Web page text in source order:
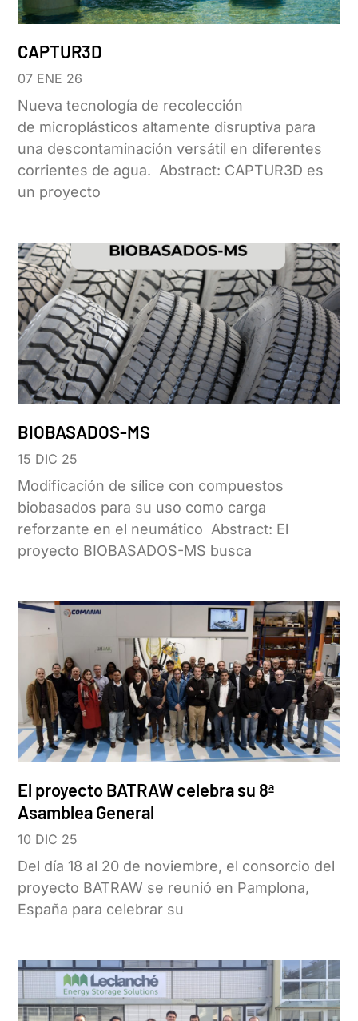
CAPTUR3D
07 ENE 26
Nueva tecnología de recolección
de microplásticos altamente disruptiva para
una descontaminación versátil en diferentes
corrientes de agua. Abstract: CAPTUR3D es
un proyecto
BIOBASADOS-MS
15 DIC 25
Modificación de sílice con compuestos
biobasados para su uso como carga
reforzante en el neumático Abstract: El
proyecto BIOBASADOS-MS busca
El proyecto BATRAW celebra su 8ª
Asamblea General
10 DIC 25
Del día 18 al 20 de noviembre, el consorcio del
proyecto BATRAW se reunió en Pamplona,
España para celebrar su